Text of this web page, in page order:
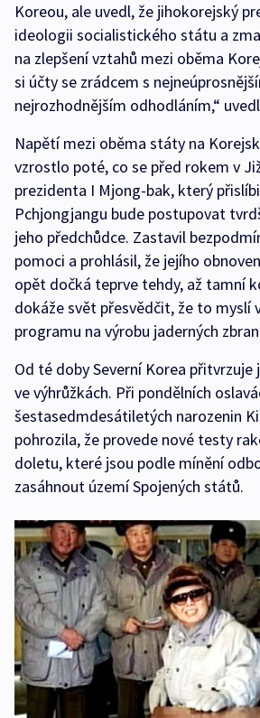
Koreou, ale uvedl, že jihokorejský
ideologii socialistického státu a
na zlepšení vztahů mezi oběma
si účty se zrádcem s
nejrozhodnějším odhodláním,“
Napětí mezi oběma státy na
vzrostlo poté, co se před rokem v
prezidenta I Mjong-bak, který
Pchjongjangu bude postupovat
jeho předchůdce. Zastavil
pomoci a prohlásil, že jejího
opět dočká teprve tehdy, až tamní
dokáže svět přesvědčit, že to myslí
programu na výrobu jaderných
Od té doby Severní Korea
ve výhrůžkách. Při pondělních
šestasedmdesátiletých narozenin
pohrozila, že provede nové testy
doletu, které jsou podle mínění
zasáhnout území Spojených států.